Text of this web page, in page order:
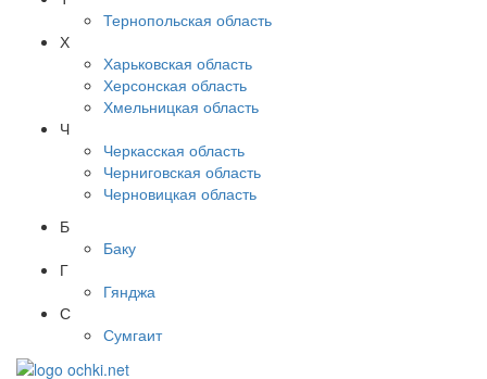
Тернопольская область
Х
Харьковская область
Херсонская область
Хмельницкая область
Ч
Черкасская область
Черниговская область
Черновицкая область
Б
Баку
Г
Гянджа
С
Сумгаит